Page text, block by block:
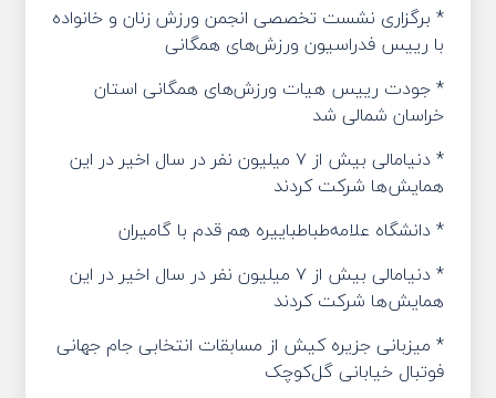
* برگزاری نشست تخصصی انجمن ورزش زنان و خانواده
با رییس فدراسیون ورزش‌های همگانی
* جودت رییس هیات ورزش‌های همگانی استان
خراسان شمالی شد
* دنیامالی بیش از ۷ میلیون نفر در سال اخیر در این‌
همایش‌ها شرکت کردند
* دانشگاه علامه‌طباطباییره هم قدم با گامیران
* دنیامالی بیش از ۷ میلیون نفر در سال اخیر در این‌
همایش‌ها شرکت کردند
* میزبانی جزیره کیش از مسابقات انتخابی جام جهانی
فوتبال خیابانی گل‌کوچک